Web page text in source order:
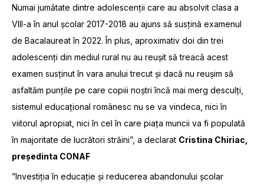
Numai jumătate dintre adolescenții care au absolvit clasa a
VIII-a în anul școlar 2017-2018 au ajuns să susțină examenul
de Bacalaureat în 2022. În plus, aproximativ doi din trei
adolescenți din mediul rural nu au reușit să treacă acest
examen susținut în vara anului trecut și dacă nu reușim să
asfaltăm punțile pe care copiii noștri încă mai merg desculți,
sistemul educațional românesc nu se va vindeca, nici în
viitorul apropiat, nici în cel în care piața muncii va fi populată
în majoritate de lucrători străini”, a declarat Cristina Chiriac,
președinta CONAF
”Investiția în educație și reducerea abandonului școlar